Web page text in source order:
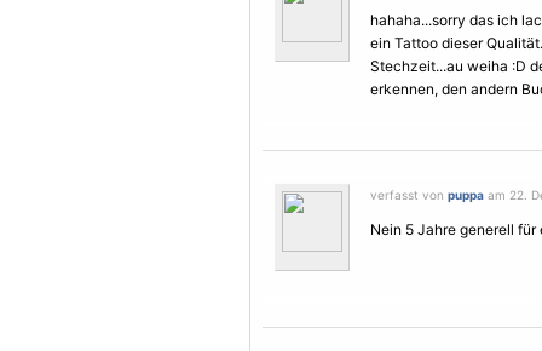
hahaha...sorry das ich
ein Tattoo dieser
Stechzeit...au weiha :D
erkennen, den andern
verfasst von puppa am 22.
Nein 5 Jahre generell